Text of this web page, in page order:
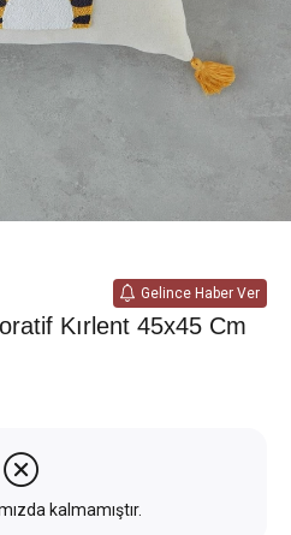
Gelince Haber Ver
Kırlent 45x45 Cm
kalmamıştır.